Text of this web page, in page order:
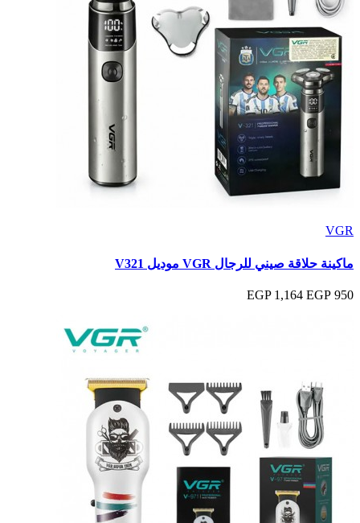
VGR
ماكينة حلاقة صيني للرجال VGR موديل V321
950 EGP
1,164 EGP